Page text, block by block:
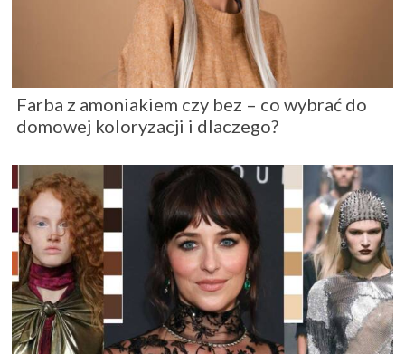
Farba z amoniakiem czy bez – co wybrać do
domowej koloryzacji i dlaczego?